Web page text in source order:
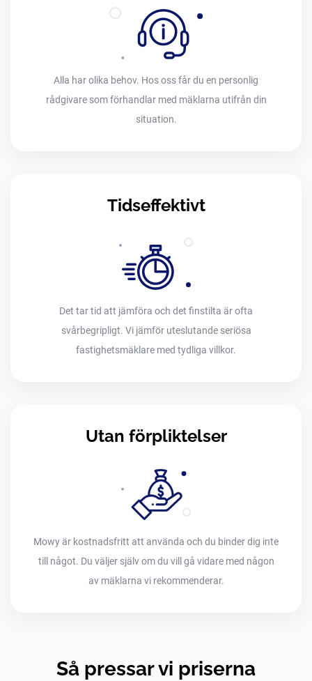
Alla har olika behov. Hos oss får du en personlig
rådgivare som förhandlar med mäklarna utifrån din
situation.
Tidseffektivt
Det tar tid att jämföra och det finstilta är ofta
svårbegripligt. Vi jämför uteslutande seriösa
fastighetsmäklare med tydliga villkor.
Utan förpliktelser
Mowy är kostnadsfritt att använda och du binder dig inte
till något. Du väljer själv om du vill gå vidare med någon
av mäklarna vi rekommenderar.
Så pressar vi priserna